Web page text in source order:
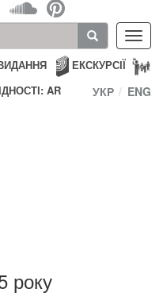
ЕКСКУРСІЇ
AR
УКР ENG
року